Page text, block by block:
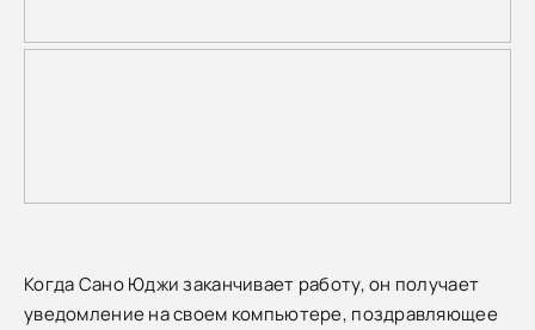
Когда Сано Юджи заканчивает работу, он получает
уведомление на своем компьютере, поздравляющее